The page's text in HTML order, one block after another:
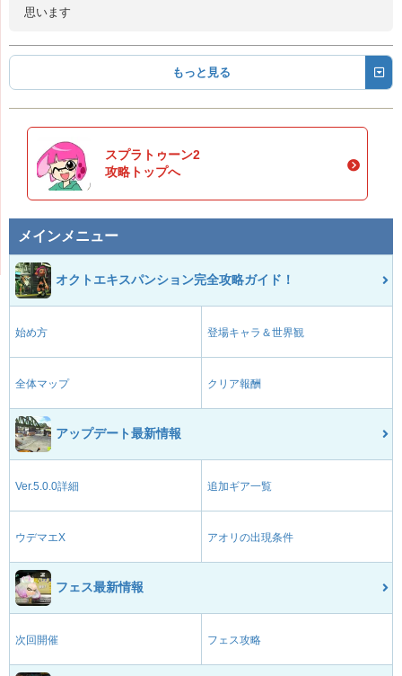
思います
もっと見る
スプラトゥーン2
攻略トップへ
メインメニュー
オクトエキスパンション完全攻略ガイド！
始め方 登場キャラ＆世界観
全体マップ クリア報酬
アップデート最新情報
Ver.5.0.0詳細 追加ギア一覧
ウデマエX アオリの出現条件
フェス最新情報
次回開催 フェス攻略